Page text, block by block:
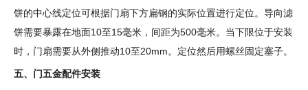
饼的中心线定位可根据门扇下方扁钢的实际位置进行定位。导向滤
饼需要暴露在地面10至15毫米，间距为500毫米。当下限位于安装
时，门扇需要从外侧推动10至20mm。定位然后用螺丝固定塞子。
五、门五金配件安装